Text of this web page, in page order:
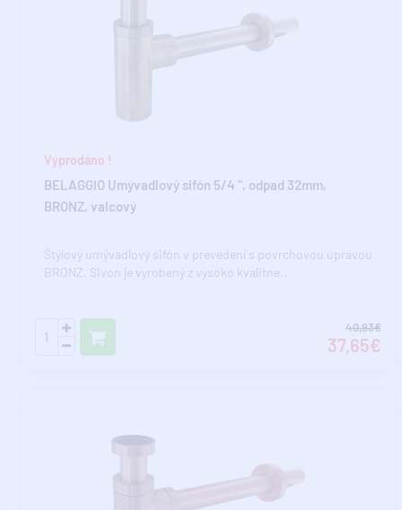
Vyprodáno !
BELAGGIO Umývadlový sifón 5/4 ", odpad 32mm,
BRONZ, valcový
Štýlový umývadlový sifón v prevedení s povrchovou úpravou
BRONZ. Sivon je vyrobený z vysoko kvalitne..
40,93€
37,65€